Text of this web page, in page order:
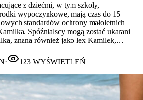
z dziećmi, w tym szkoły,
wypoczynkowe, mają czas do 15
standardów ochrony małoletnich
Spóźnialscy mogą zostać ukarani
znana również jako lex Kamilek,…
· 123 WYŚWIETLEŃ